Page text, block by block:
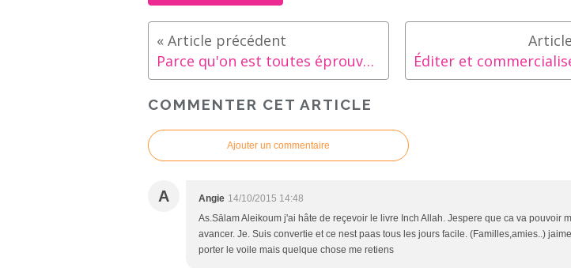
Parce qu'on est toutes éprouvées...
COMMENTER CET ARTICLE
Ajouter un commentaire
A Angie 14/10/2015 14:48
As.Sālam Aleikoum j'ai hâte de reçevoir le livre Inch Allah. Jespere que ca va pouvoir
avancer. Je. Suis convertie et ce nest paas tous les jours facile. (Familles,amies..)
porter le voile mais quelque chose me retiens